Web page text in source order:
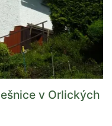
v Orlických